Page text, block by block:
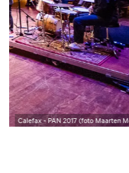
Calefax - PAN 2017 (foto Maarten